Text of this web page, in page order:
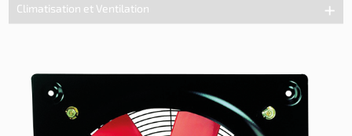
Climatisation et Ventilation